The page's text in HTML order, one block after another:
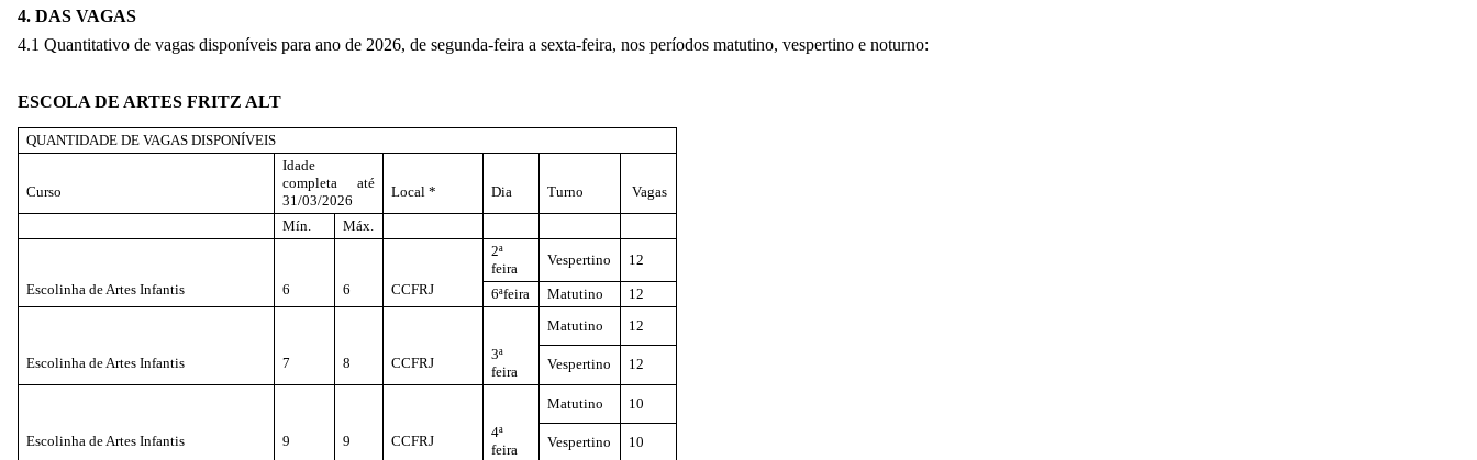
4. DAS VAGAS
4.1 Quantitativo de vagas disponíveis para ano de 2026, de segunda-feira a sexta-feira, nos períodos matutino, vespertino e noturno:
ESCOLA DE ARTES FRITZ ALT
QUANTIDADE DE VAGAS DISPONÍVEIS
Curso
Idade
completa até
31/03/2026
Local * Dia Turno Vagas
Mín. Máx.
Escolinha de Artes Infantis 6 6 CCFRJ
2ª
feira
Vespertino 12
6ªfeira Matutino 12
Escolinha de Artes Infantis 7 8 CCFRJ
3ª
feira
Matutino 12
Vespertino 12
Escolinha de Artes Infantis 9 9 CCFRJ
4ª
feira
Matutino 10
Vespertino 10